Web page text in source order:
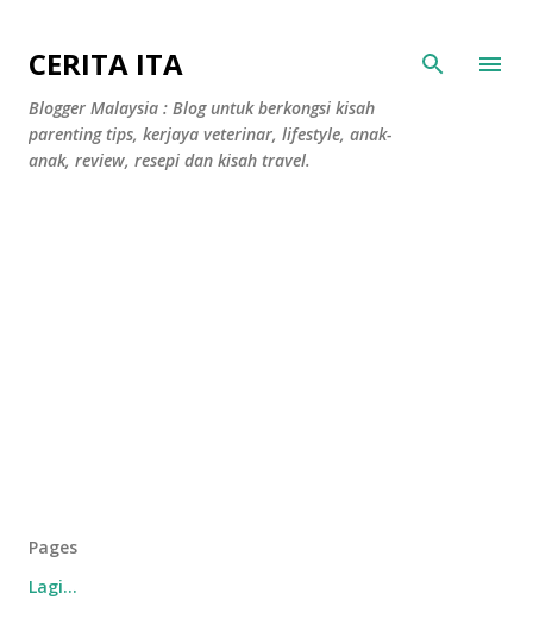
CERITA ITA
Blogger Malaysia : Blog untuk berkongsi kisah
parenting tips, kerjaya veterinar, lifestyle, anak-
anak, review, resepi dan kisah travel.
Pages
Lagi…